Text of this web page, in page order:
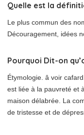
Quelle est la
Le plus commun des
Découragement, idées
Pourquoi Dit-on
Étymologie. â voir
est liée à la pauvreté et
maison délabrée. La
de tristesse et de